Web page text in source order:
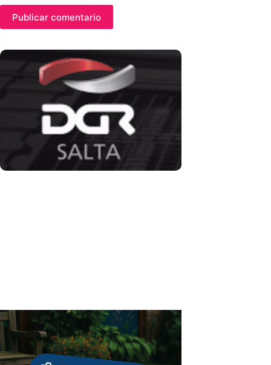
Publicar comentario